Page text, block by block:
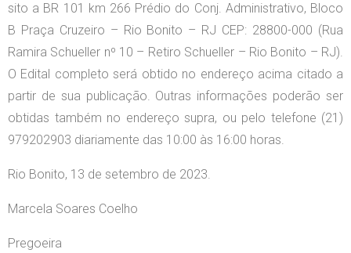
sito a BR 101 km 266 Prédio do Conj. Administrativo, Bloco
B Praça Cruzeiro – Rio Bonito – RJ CEP: 28800-000 (Rua
Ramira Schueller nº 10 – Retiro Schueller – Rio Bonito – RJ).
O Edital completo será obtido no endereço acima citado a
partir de sua publicação. Outras informações poderão ser
obtidas também no endereço supra, ou pelo telefone (21)
979202903 diariamente das 10:00 às 16:00 horas.
Rio Bonito, 13 de setembro de 2023.
Marcela Soares Coelho
Pregoeira